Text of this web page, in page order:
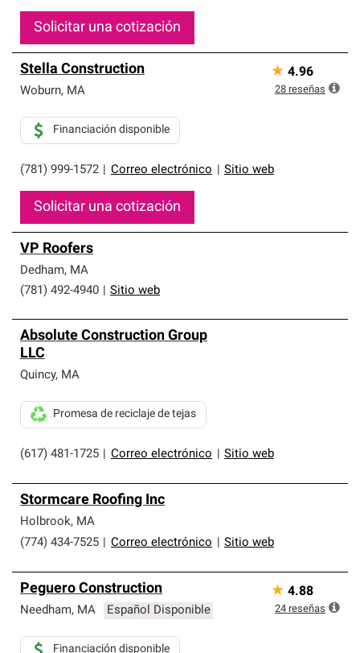
Solicitar una cotización
Stella Construction
Woburn, MA
(781) 999-1572 Correo electrónico Sitio web
Financiación disponible
Solicitar una cotización
★ 4.96
28 reseñas
VP Roofers
Dedham, MA
(781) 492-4940
Sitio web
Absolute Construction Group
LLC
Quincy, MA
(617) 481-1725 Correo electrónico Sitio web
Promesa de reciclaje de tejas
Stormcare Roofing Inc
Holbrook, MA
(774) 434-7525
Correo electrónico Sitio web
Peguero Construction
Needham, MA Español Disponible
Financiación disponible
★ 4.88
24 reseñas